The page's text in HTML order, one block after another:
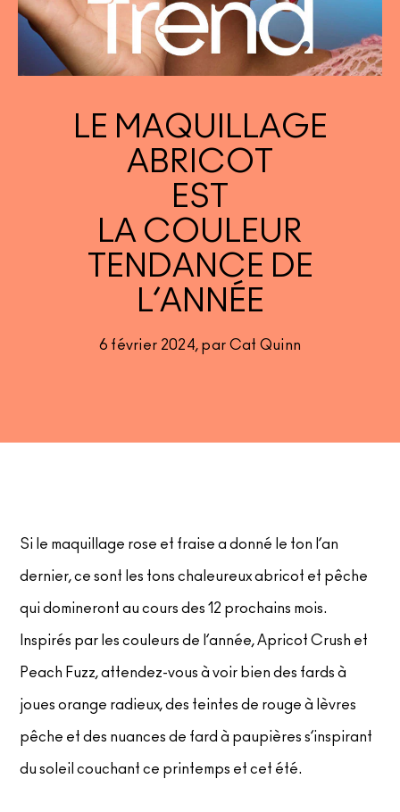
DÉCOUVRIR TOUS LES PRODUITS POUR LE TEINT
Mini M·A·C
DÉCOUVRIR TOUS LES PRODUITS POUR LES YEUX
DÉCOUVRIR TOUS LES PINCEAUX ET ACCESSOIRES
LE MAQUILLAGE
ABRICOT
EST
LA COULEUR
TENDANCE DE
L’ANNÉE
6 février 2024, par Cat Quinn
Si le maquillage rose et fraise a donné le ton l’an
dernier, ce sont les tons chaleureux abricot et pêche
qui domineront au cours des 12 prochains mois.
Inspirés par les couleurs de l’année, Apricot Crush et
Peach Fuzz, attendez-vous à voir bien des fards à
joues orange radieux, des teintes de rouge à lèvres
pêche et des nuances de fard à paupières s’inspirant
du soleil couchant ce printemps et cet été.